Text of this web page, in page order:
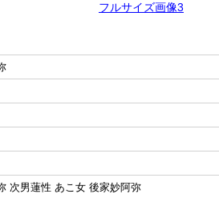
フルサイズ画像3
次男蓮性 あこ女 後家妙阿弥